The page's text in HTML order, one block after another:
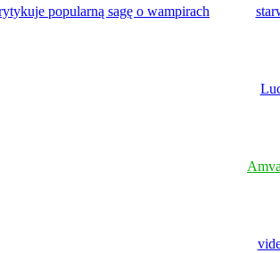
popularną sagę o wampirach